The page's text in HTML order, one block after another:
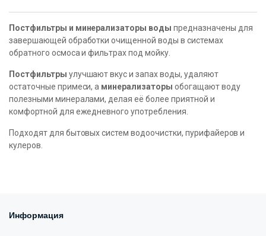
Постфильтры и минерализаторы воды предназначены для
завершающей обработки очищенной воды в системах
обратного осмоса и фильтрах под мойку.
Постфильтры улучшают вкус и запах воды, удаляют
остаточные примеси, а минерализаторы обогащают воду
полезными минералами, делая её более приятной и
комфортной для ежедневного употребления.
Подходят для бытовых систем водоочистки, пурифайеров и
кулеров.
Информация